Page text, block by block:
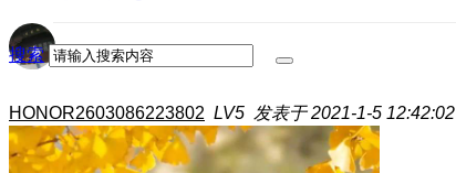
搜索
HONOR2603086223802 LV5 发表于 2021-1-5 12:42:02